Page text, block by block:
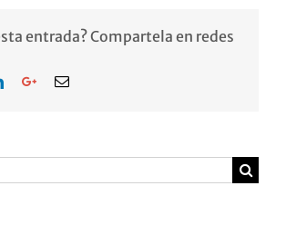
entrada? Compartela en redes
LinkedInGoogle+Email